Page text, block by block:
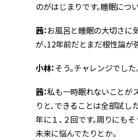
のがはじまりです。睡眠につ
茜：お風呂と睡眠の大切さに
が、12年前だとまだ根性論
小林：そう。チャレンジでした
茜：私も一時眠れないことが
りと、できることは全部試し
年に１、２回です。周りにも
未来に悩んでたりとか。